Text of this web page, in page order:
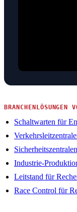
BRANCHENLÖSUNGEN
Schaltwarten für
Industrie-
Leitstand für
Race Control für